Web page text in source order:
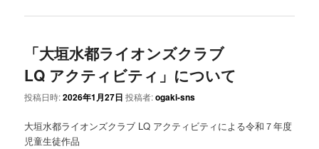
「大垣水都ライオンズクラブ
LQ アクティビティ」について
投稿日時:2026年1月27日 投稿者:ogaki-sns
大垣水都ライオンズクラブ LQ アクティビティによる令和７年度
児童生徒作品